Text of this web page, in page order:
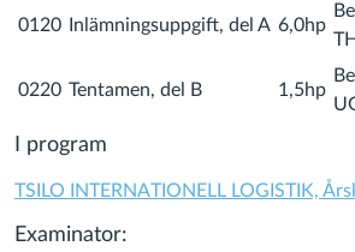
0120 Inlämningsuppgift, del A 6,0hp
TH
0220 Tentamen, del B 1,5hp
I program
TSILO INTERNATIONELL LOGISTIK,
Examinator: